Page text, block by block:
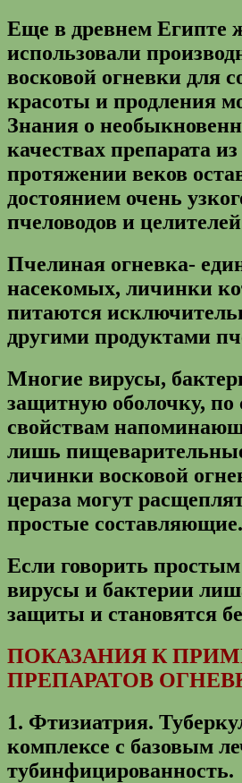
Еще в древнем Египте
использовали
восковой огневки для
красоты и продления
Знания о
качествах препарата
протяжении веков
достоянием очень
пчеловодов и
Пчелиная огневка-
насекомых, личинки
питаются
другими продуктами
Многие вирусы,
защитную оболочку, по
свойствам
лишь
личинки восковой
цераза могут
простые составляющие.
Если говорить
вирусы и бактерии
защиты и становятся
ПОКАЗАНИЯ К
ПРЕПАРАТОВ
1. Фтизиатрия.
комплексе с базовым
тубинфицированность.